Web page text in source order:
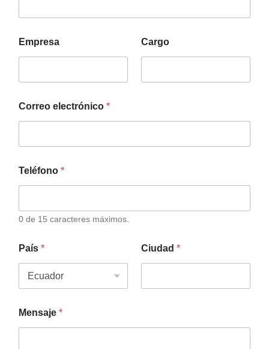
Empresa Cargo
Correo electrónico *
Teléfono *
0 de 15 caracteres máximos.
País * Ciudad *
Mensaje *